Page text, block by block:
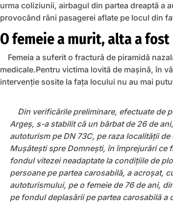
urma coliziunii, airbagul din partea dreaptă a
provocând răni pasagerei aflate pe locul din
O femeie a murit, alta a
Femeia a suferit o fractură de piramidă
medicale.Pentru victima lovită de mașină, în
intervenție sosite la fața locului nu au mai
Din verificările preliminare, efectuate de
Argeș, s-a stabilit că un bărbat de 26 de
autoturism pe DN 73C, pe raza localității
Mușătești spre Domnești, în împrejurări ce
fondul vitezei neadaptate la condițiile de
persoane pe partea carosabilă, a acroșat,
autoturismului, pe o femeie de 76 de ani,
pe fondul deplasării pe partea carosabilă a